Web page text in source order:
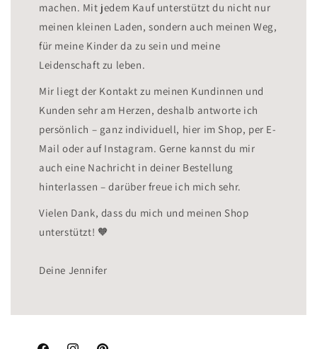
machen. Mit jedem Kauf unterstützt du nicht nur
meinen kleinen Laden, sondern auch meinen Weg,
für meine Kinder da zu sein und meine
Leidenschaft zu leben.
Mir liegt der Kontakt zu meinen Kundinnen und
Kunden sehr am Herzen, deshalb antworte ich
persönlich – ganz individuell, hier im Shop, per E-
Mail oder auf Instagram. Gerne kannst du mir
auch eine Nachricht in deiner Bestellung
hinterlassen – darüber freue ich mich sehr.
Vielen Dank, dass du mich und meinen Shop
unterstützt! 🧡
Deine Jennifer